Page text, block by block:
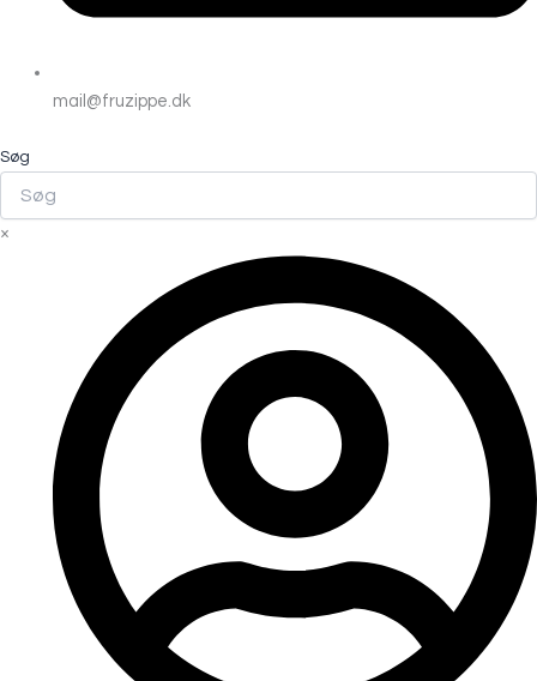
mail@fruzippe.dk
Søg
×